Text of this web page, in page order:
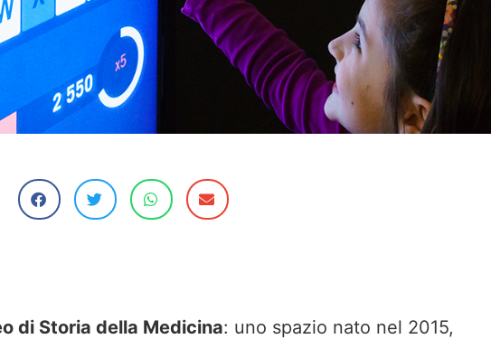
di Storia della Medicina: uno spazio nato nel 2015,